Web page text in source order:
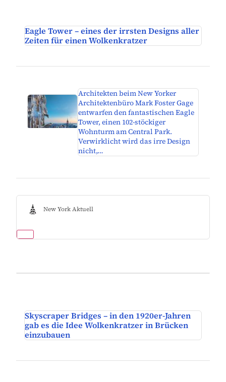
Eagle Tower – eines der irrsten Designs aller
Zeiten für einen Wolkenkratzer
Architekten beim New Yorker
Architektenbüro Mark Foster Gage
entwarfen den fantastischen Eagle
Tower, einen 102-stöckiger
Wohnturm am Central Park.
Verwirklicht wird das irre Design
nicht,…
New York Aktuell
Skyscraper Bridges – in den 1920er-Jahren
gab es die Idee Wolkenkratzer in Brücken
einzubauen